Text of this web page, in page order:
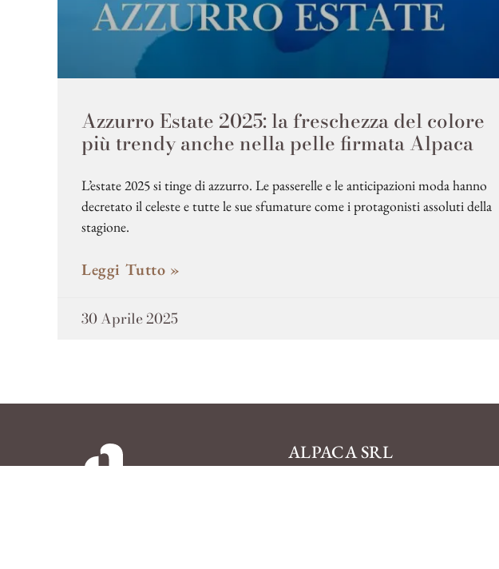
Azzurro Estate 2025: la freschezza del colore
più trendy anche nella pelle firmata Alpaca
L’estate 2025 si tinge di azzurro. Le passerelle e le anticipazioni moda hanno
decretato il celeste e tutte le sue sfumature come i protagonisti assoluti della
stagione​.
Leggi Tutto »
30 Aprile 2025
ALPACA SRL
Via Nuova Francesca 21/H